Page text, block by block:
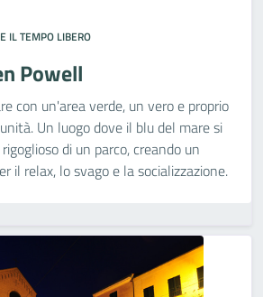
IL TEMPO LIBERO
Powell
con un'area verde, un vero e proprio
Un luogo dove il blu del mare si
di un parco, creando un
il relax, lo svago e la socializzazione.